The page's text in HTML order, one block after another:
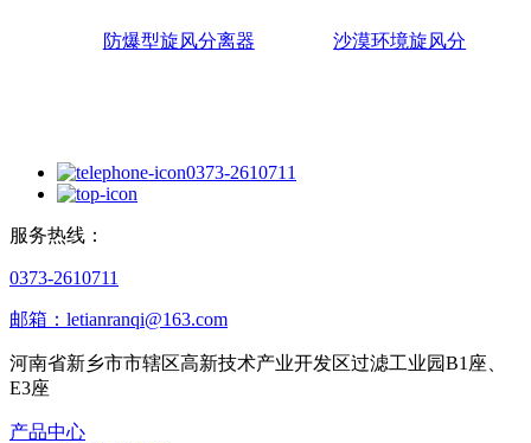
防爆型旋风分离器 沙漠环境旋风分
0373-2610711
服务热线：
0373-2610711
邮箱：letianranqi@163.com
河南省新乡市市辖区高新技术产业开发区过滤工业园B1座、
E3座
产品中心